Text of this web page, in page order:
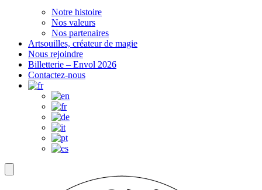
Notre histoire
Nos valeurs
Nos partenaires
Artsouilles, créateur de magie
Nous rejoindre
Billetterie – Envol 2026
Contactez-nous